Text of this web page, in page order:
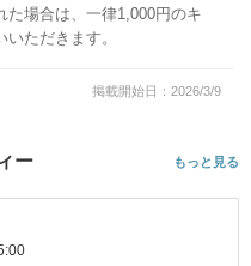
た場合は、一律1,000円のキ
ただきます。
掲載開始日：2026/3/9
ー もっと見る